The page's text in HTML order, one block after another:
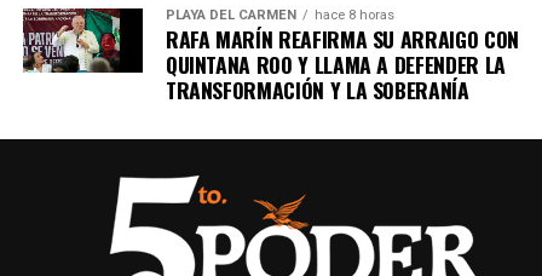
PLAYA DEL CARMEN hace 8 horas
RAFA MARÍN REAFIRMA SU ARRAIGO CON
QUINTANA ROO Y LLAMA A DEFENDER LA
TRANSFORMACIÓN Y LA SOBERANÍA